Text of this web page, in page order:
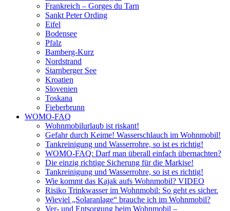
Frankreich – Gorges du Tarn
Sankt Peter Ording
Eifel
Bodensee
Pfalz
Bamberg-Kurz
Nordstrand
Starnberger See
Kroatien
Slovenien
Toskana
Fieberbrunn
WOMO-FAQ
Wohnmobilurlaub ist riskant!
Gefahr durch Keime! Wasserschlauch im Wohnmobil!
Tankreinigung und Wasserrohre, so ist es richtig!
WOMO-FAQ: Darf man überall einfach übernachten?
Die einzig richtige Sicherung für die Markise!
Tankreinigung und Wasserrohre, so ist es richtig!
Wie kommt das Kajak aufs Wohnmobil? VIDEO
Risiko Trinkwasser im Wohnmobil: So geht es sicher.
Wieviel „Solaranlage“ brauche ich im Wohnmobil?
Ver- und Entsorgung beim Wohnmobil –